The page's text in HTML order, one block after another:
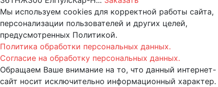
Мы используем cookies для корректной работы сайта,
персонализации пользователей и других целей,
предусмотренных Политикой.
Политика обработки персональных данных.
Согласие на обработку персональных данных.
Обращаем Ваше внимание на то, что данный интернет-
сайт носит исключительно информационный характер.